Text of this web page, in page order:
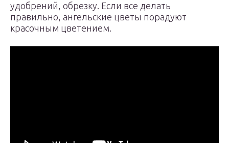
удобрений, обрезку. Если все делать
правильно, ангельские цветы порадуют
красочным цветением.